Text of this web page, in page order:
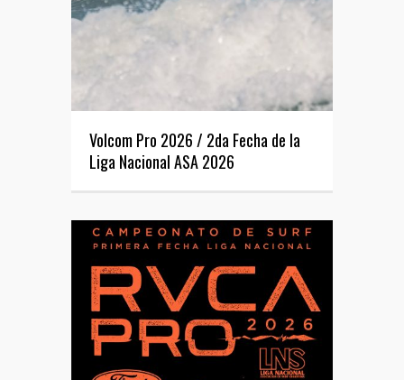
Volcom Pro 2026 / 2da Fecha de la
Liga Nacional ASA 2026